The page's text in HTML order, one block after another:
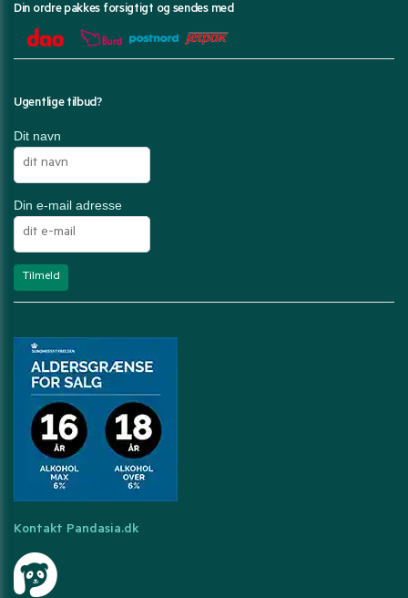
Din ordre pakkes forsigtigt og sendes med
Ugentlige tilbud?
Dit navn
Din e-mail adresse
Kontakt Pandasia.dk